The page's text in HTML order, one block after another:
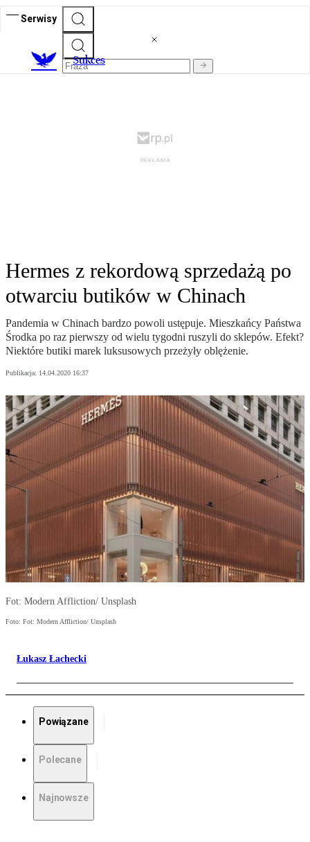
Serwisy
Sukces
Hermes z rekordową sprzedażą po
otwarciu butików w Chinach
Pandemia w Chinach bardzo powoli ustępuje. Mieszkańcy Państwa
Środka po raz pierwszy od wielu tygodni ruszyli do sklepów. Efekt?
Niektóre butiki marek luksusowych przeżyły oblężenie.
Publikacja: 14.04.2020 16:37
Fot: Modern Affliction/ Unsplash
Foto: Fot: Modern Affliction/ Unsplash
Łukasz Łachecki
Powiązane
Polecane
Najnowsze